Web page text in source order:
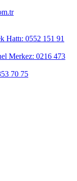
Hattı: 0552 151 91
Merkez: 0216 473
70 75